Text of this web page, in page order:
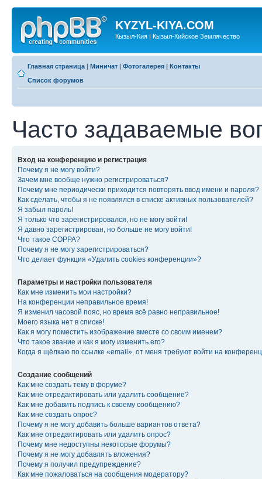
KYZYL-KIYA.COM
Кызыл-Кия | Кызыл-Кийское Землячество
Главная страница | Миничат | Фотогалерея | Контакты
Список форумов
Часто задаваемые
Вход на конференцию и регистрация
Почему я не могу войти?
Зачем мне вообще нужно регистрироваться?
Почему мне периодически приходится повторять ввод имени и пароля?
Как сделать, чтобы я не появлялся в списке активных пользователей?
Я забыл пароль!
Я только что зарегистрировался, но не могу войти!
Я давно зарегистрирован, но больше не могу войти!
Что такое COPPA?
Почему я не могу зарегистрироваться?
Что делает функция «Удалить cookies конференции»?
Параметры и настройки пользователя
Как мне изменить мои настройки?
На конференции неправильное время!
Я изменил часовой пояс, но время всё равно неправильное!
Моего языка нет в списке!
Как я могу поместить изображение вместе со своим именем?
Что такое звание и как я могу изменить его?
Когда я щёлкаю по ссылке «email», от меня требуют войти на
Создание сообщений
Как мне создать тему в форуме?
Как мне отредактировать или удалить сообщение?
Как мне добавить подпись к своему сообщению?
Как мне создать опрос?
Почему я не могу добавить больше вариантов ответа?
Как мне отредактировать или удалить опрос?
Почему мне недоступны некоторые форумы?
Почему я не могу добавлять вложения?
Почему я получил предупреждение?
Как мне пожаловаться на сообщения модератору?